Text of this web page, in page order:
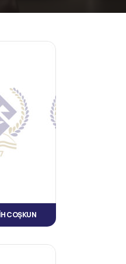
COŞKUN